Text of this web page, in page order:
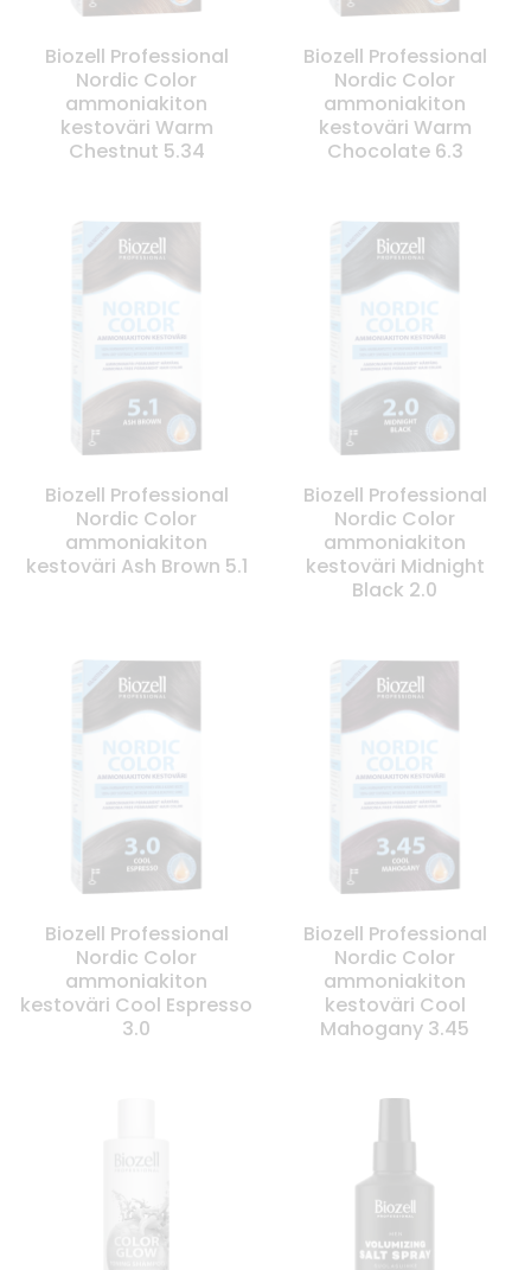
Biozell Professional
Nordic Color
ammoniakiton
kestoväri Warm
Chestnut 5.34
Biozell Professional
Nordic Color
ammoniakiton
kestoväri Warm
Chocolate 6.3
Biozell Professional
Nordic Color
ammoniakiton
kestoväri Ash Brown 5.1
Biozell Professional
Nordic Color
ammoniakiton
kestoväri Midnight
Black 2.0
Biozell Professional
Nordic Color
ammoniakiton
kestoväri Cool Espresso
3.0
Biozell Professional
Nordic Color
ammoniakiton
kestoväri Cool
Mahogany 3.45